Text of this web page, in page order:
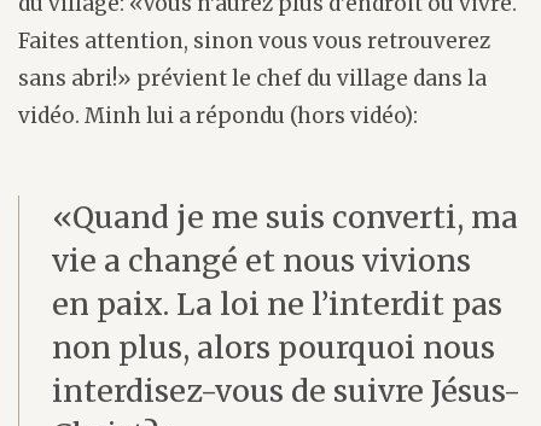
Faites attention, sinon vous vous retrouverez
sans abri!» prévient le chef du village dans la
vidéo. Minh lui a répondu (hors vidéo):
«Quand je me suis converti, ma
vie a changé et nous vivions
en paix. La loi ne l’interdit pas
non plus, alors pourquoi nous
interdisez-vous de suivre Jésus-